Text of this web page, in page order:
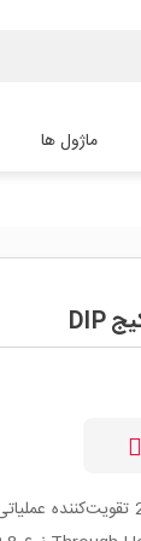
ماژول ها